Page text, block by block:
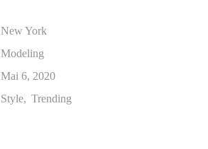
New York
Modeling
Mai 6, 2020
Style Trending